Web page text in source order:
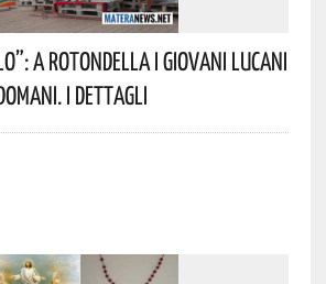
A Rotondella I Giovani Lucani
I Dettagli